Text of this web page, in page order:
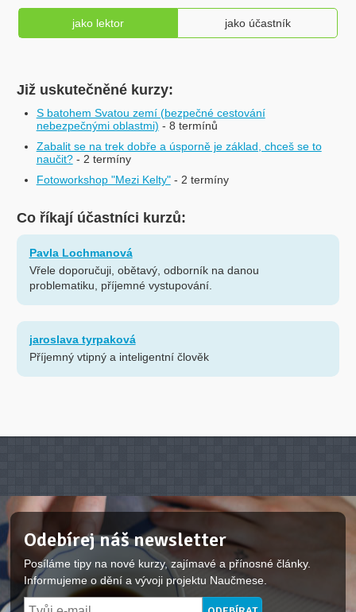
jako lektor jako účastník
Již uskutečněné kurzy:
S batohem Svatou zemí (bezpečné cestování
nebezpečnými oblastmi) - 8 termínů
Zabalit se na trek dobře a úsporně je základ, chceš se to
naučit? - 2 termíny
Fotoworkshop "Mezi Kelty" - 2 termíny
Co říkají účastníci kurzů:
Pavla Lochmanová
Vřele doporučuji, obětavý, odborník na danou
problematiku, příjemné vystupování.
jaroslava tyrpaková
Příjemný vtipný a inteligentní člověk
Odebírej náš newsletter
Posíláme tipy na nové kurzy, zajímavé a přínosné články.
Informujeme o dění a vývoji projektu Naučmese.